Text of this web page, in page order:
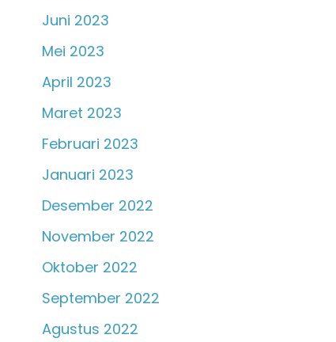
Juni 2023
Mei 2023
April 2023
Maret 2023
Februari 2023
Januari 2023
Desember 2022
November 2022
Oktober 2022
September 2022
Agustus 2022